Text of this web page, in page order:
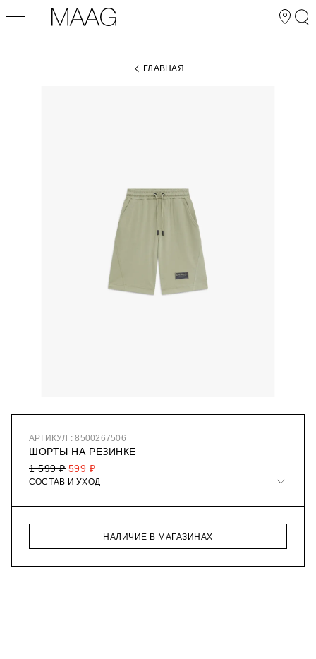
ГЛАВНАЯ
АРТИКУЛ : 8500267506
ШОРТЫ НА РЕЗИНКЕ
599 ₽
1 599 ₽
СОСТАВ И УХОД
НАЛИЧИЕ В МАГАЗИНАХ